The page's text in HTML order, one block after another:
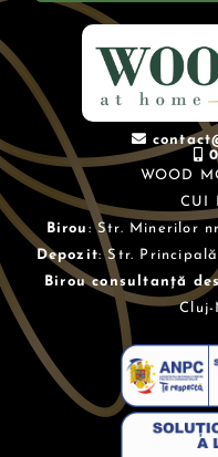
WOOD
CUI
Birou : Str. Minerilor
Depozit: Str.
Birou consultanță
Cluj-